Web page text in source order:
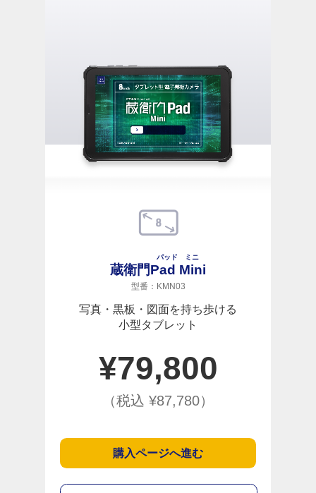
蔵衛門Pad Mini
パッド ミニ
型番：KMN03
写真・黒板・図面を持ち歩ける
小型タブレット
¥79,800
（税込 ¥87,780）
購入ページへ進む